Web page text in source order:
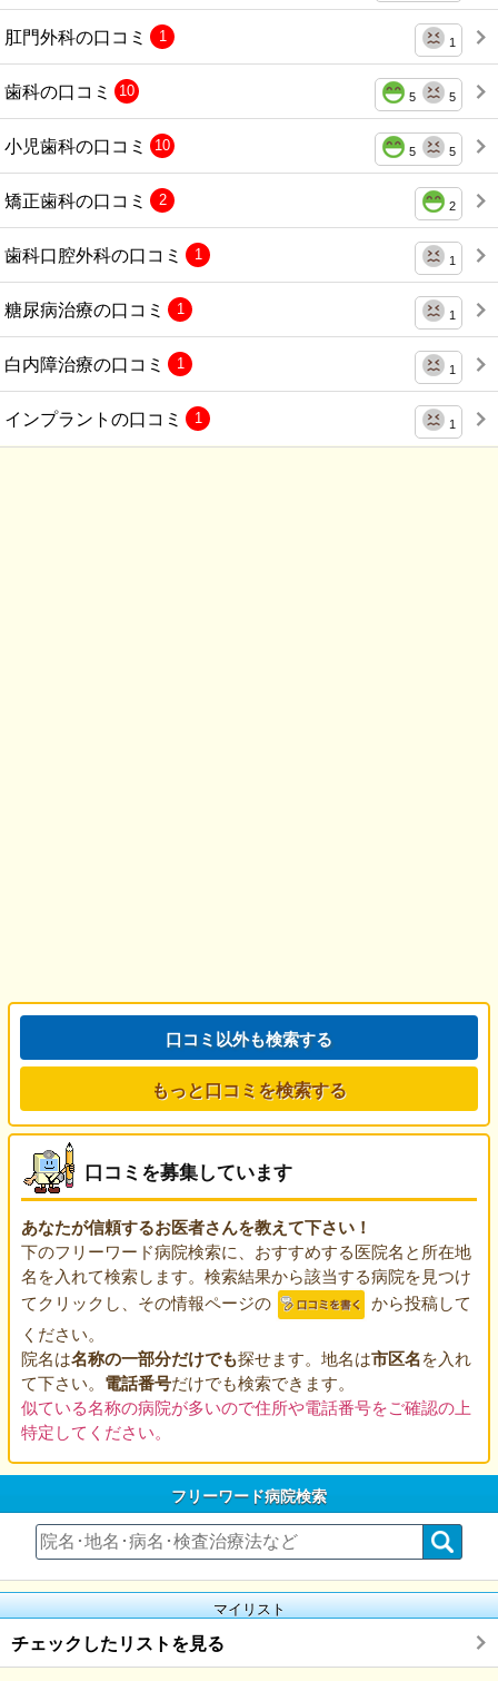
肛門外科の口コミ 1
1
歯科の口コミ 5 5
10
小児歯科の口コミ 5 5
10
矯正歯科の口コミ 2
2
歯科口腔外科の口コミ 1
1
糖尿病治療の口コミ 1
1
白内障治療の口コミ 1
1
インプラントの口コミ 1
1
口コミ以外も検索する
もっと口コミを検索する
口コミを募集しています
あなたが信頼するお医者さんを教えて下さい！
下のフリーワード病院検索に、おすすめする医院名と所在地
名を入れて検索します。検索結果から該当する病院を見つけ
てクリックし、その情報ページの
から投稿して
ください。
院名は名称の一部分だけでも探せます。地名は市区名を入れ
て下さい。 電話番号だけでも検索できます。
似ている名称の病院が多いので住所や電話番号をご確認の上
特定してください。
フリーワード病院検索
マイリスト
チェックしたリストを見る